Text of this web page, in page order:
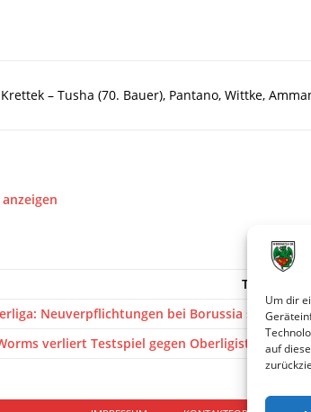
Um dir
auf
– Tusha (70. Bauer), Pantano, Wittke,
Titel
Neuverpflichtungen bei Borussia sollen
verliert Testspiel gegen Oberligist